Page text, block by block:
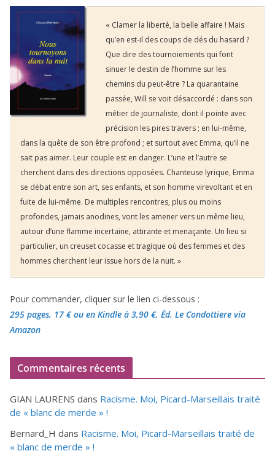
« Clamer la liberté, la belle affaire ! Mais
qu’en est-il des coups de dés du hasard ?
Que dire des tournoiements qui font
sinuer le destin de l’homme sur les
chemins du peut-être ? La quarantaine
passée, Will se voit désaccordé : dans son
métier de journaliste, dont il pointe avec
précision les pires travers ; en lui-même,
dans la quête de son être profond ; et surtout avec Emma, qu’il ne
sait pas aimer. Leur couple est en danger. L’une et l’autre se
cherchent dans des directions opposées. Chanteuse lyrique, Emma
se débat entre son art, ses enfants, et son homme virevoltant et en
fuite de lui-même. De multiples rencontres, plus ou moins
profondes, jamais anodines, vont les amener vers un même lieu,
autour d’une flamme incertaine, attirante et menaçante. Un lieu si
particulier, un creuset cocasse et tragique où des femmes et des
hommes cherchent leur issue hors de la nuit. »
Pour commander, cliquer sur le lien ci-dessous :
295 pages, 17 €ou en Kindle à 3,90 €, Éd. Le Condottiere via
Amazon
Commentaires récents
GIAN LAURENS dans Racisme. Moi, Picard-Marseillais traité
de « blanc de merde » !
Bernard_H dans Racisme. Moi, Picard-Marseillais traité de
« blanc de merde » !